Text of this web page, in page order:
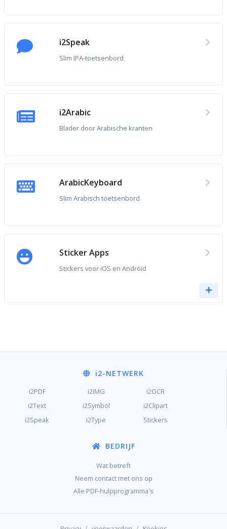
i2Speak
Slim IPA-toetsenbord
i2Arabic
Blader door Arabische kranten
ArabicKeyboard
Slim Arabisch toetsenbord
Sticker Apps
Stickers voor iOS en Android
i2-NETWERK
i2PDF i2IMG
i2OCR
i2Text
i2Symbol
i2Clipart
i2Speak
i2Type Stickers
BEDRIJF
Wat betreft
Neem contact met ons op
Alle PDF-hulpprogramma's